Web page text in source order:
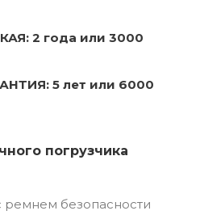
2 года или 3000
5 лет или 6000
погрузчика
ремнем безопасности